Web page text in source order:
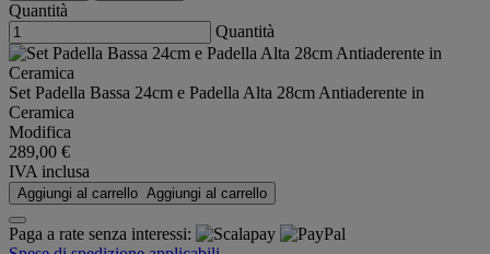
Quantità
Quantità
Set Padella Bassa 24cm e Padella Alta 28cm Antiaderente in
Ceramica
Modifica
289,00 €
IVA inclusa
Aggiungi al carrello Aggiungi al carrello
Paga a rate senza interessi: